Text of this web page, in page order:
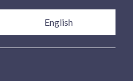
English